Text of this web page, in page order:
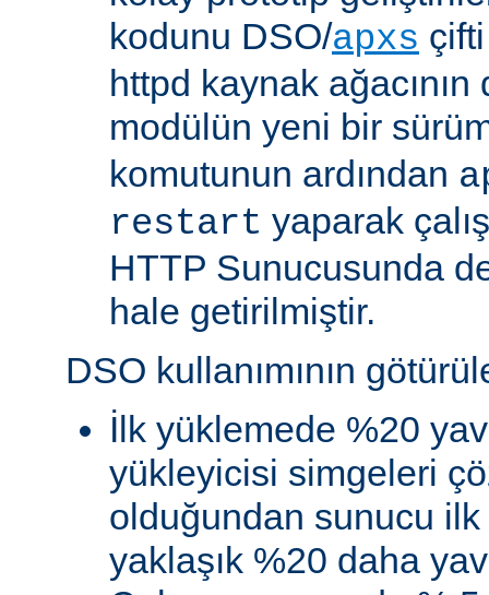
kodunu DSO/apxs
httpd kaynak ağacının
modülün yeni bir
komutunun ardından
restart yaparak
HTTP Sunucusunda
hale getirilmiştir.
DSO kullanımının
İlk yüklemede %20
yükleyicisi simgeleri
olduğundan sunucu ilk
yaklaşık %20 daha